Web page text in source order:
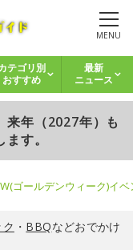
MENU
テゴリ別
おすすめ
最新
ニュース
来年（2027年）も
す。
ゴールデンウィーク)イ
・ BBQなどおでかけ